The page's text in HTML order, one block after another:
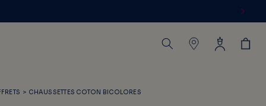
Connexion Panier
> CHAUSSETTES COTON BICOLORES